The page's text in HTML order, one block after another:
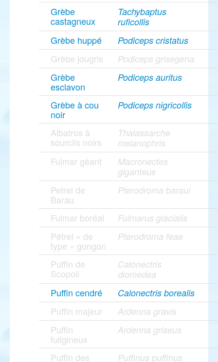
Grèbe
castagneux
Tachybaptus
ruficollis
Grèbe huppé Podiceps cristatus
Grèbe jougris Podiceps grisegena
Grèbe
esclavon
Podiceps auritus
Grèbe à cou
noir
Podiceps nigricollis
Albatros à
sourcils noirs
Thalassarche
melanophris
Fulmar géant
Macronectes
giganteus
Petrel de
Barau
Pterodroma baraui
Fulmar boréal Fulmarus glacialis
Pétrel « de
type » gongon
Pterodroma feae
Puffin de
Scopoli
Calonectris
diomedea
Puffin cendré Calonectris borealis
Puffin majeur Ardenna gravis
Puffin
fuligineux
Ardenna griseus
Puffin des Puffinus puffinus